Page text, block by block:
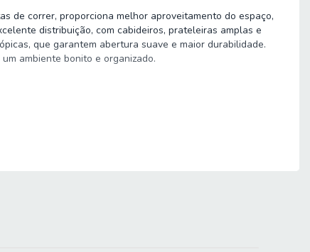
de correr, proporciona melhor aproveitamento do espaço,
distribuição, com cabideiros, prateleiras amplas e
que garantem abertura suave e maior durabilidade.
ambiente bonito e organizado.